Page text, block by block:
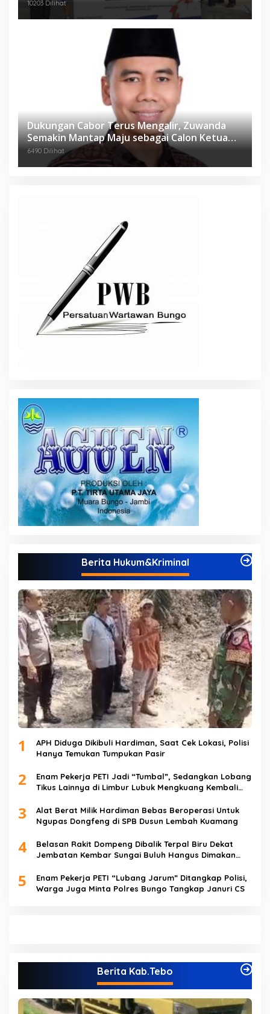
10203 Dilihat
Dukungan Cabor Terus Mengalir, Zuwanda
Semakin Mantap Maju sebagai Calon Ketua
KONI
6490 Dilihat
Berita Hukum&Kriminal
1
APH Diduga Dikibuli Hardiman, Saat Cek Lokasi, Polisi
Hanya Temukan Tumpukan Pasir
2
Enam Pekerja PETI Jadi “Tumbal”, Sedangkan Lobang
Tikus Lainnya di Limbur Lubuk Mengkuang Kembali
3
Alat Berat Milik Hardiman Bebas Beroperasi Untuk
Ngupas Dongfeng di SPB Dusun Lembah Kuamang
4
Belasan Rakit Dompeng Dibalik Terpal Biru Dekat
Jembatan Kembar Sungai Buluh Hangus Dimakan
5
Enam Pekerja PETI “Lubang Jarum” Ditangkap Polisi,
Warga Juga Minta Polres Bungo Tangkap Januri CS
Berita Kab.Tebo